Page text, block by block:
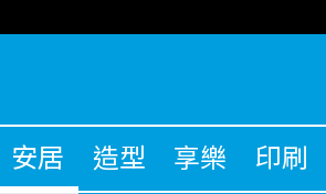
安居 造型 享樂 印刷